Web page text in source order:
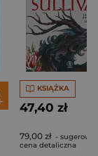
KSIĄŻKA
47,40 zł
79,00 zł -
cena detaliczna